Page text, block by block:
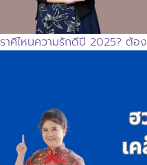
ราศีไหนความรักดีปี 2025? ต้อ